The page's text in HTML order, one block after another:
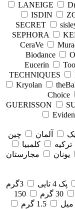
LANEIGE
ISDIN
SECRET
SEPHORA
CeraVe
Biodance
Eucerin
TECHNIQUES
Kryolan
Choice
GUERISSON
آلمان
چین
ترکیه
کلمبیا
یونان
مجارستان
پک 4 تایی
3گرم
30 گرم
150
1.5 گرم